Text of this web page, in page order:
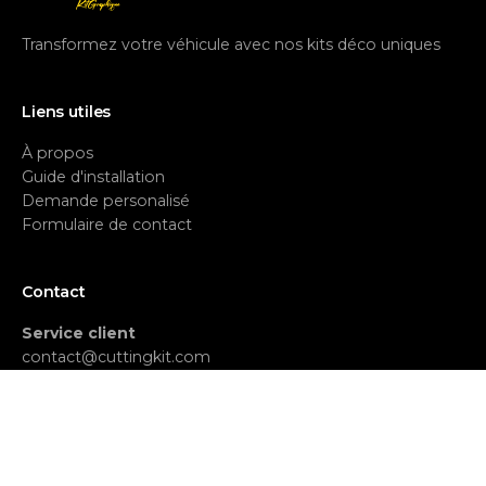
Transformez votre véhicule avec nos kits déco uniques
Liens utiles
À propos
Guide d'installation
Demande personalisé
Formulaire de contact
Contact
Service client
contact@cuttingkit.com